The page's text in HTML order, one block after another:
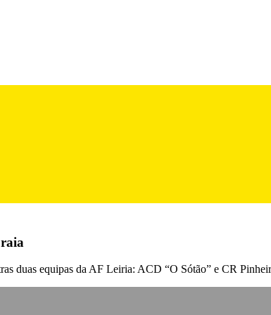
duas equipas da AF Leiria: ACD “O Sótão” e CR